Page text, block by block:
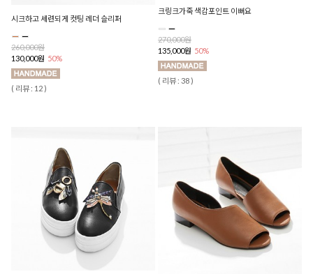
시크하고 세련되게 컷팅 레더 슬리퍼
260,000원
130,000원 50%
( 리뷰 : 12 )
크링크가죽 색감포인트 이뻐요
270,000원
135,000원 50%
( 리뷰 : 38 )